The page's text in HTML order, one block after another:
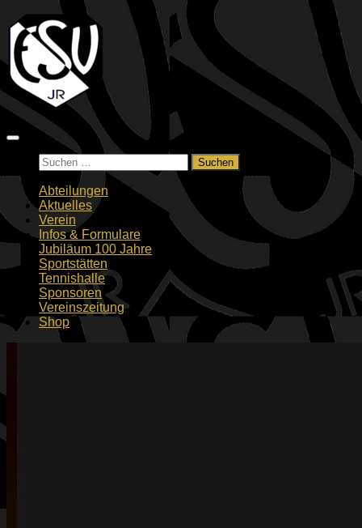
Zum
Inhalt
springen
Suchen
nach:
Abteilungen
Aktuelles
Verein
Infos & Formulare
Jubiläum 100 Jahre
Sportstätten
Tennishalle
Sponsoren
Vereinszeitung
Shop